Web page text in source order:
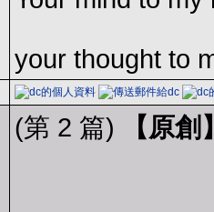
your thought to
(第 2 篇) 【原